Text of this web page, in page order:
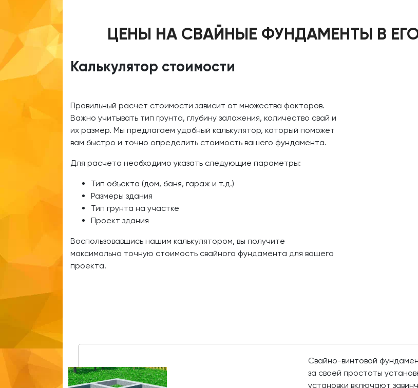
ЦЕНЫ НА СВАЙНЫЕ ФУНДАМЕНТЫ В
Калькулятор стоимости
Правильный расчет стоимости зависит от множества факторов.
Важно учитывать тип грунта, глубину заложения, количество свай и
их размер. Мы предлагаем удобный калькулятор, который поможет
вам быстро и точно определить стоимость вашего фундамента.
Для расчета необходимо указать следующие параметры:
Тип объекта (дом, баня, гараж и т.д.)
Размеры здания
Тип грунта на участке
Проект здания
Воспользовавшись нашим калькулятором, вы получите
максимально точную стоимость свайного фундамента для вашего
проекта.
Свайно-винтовой
за своей простоты
установки включают